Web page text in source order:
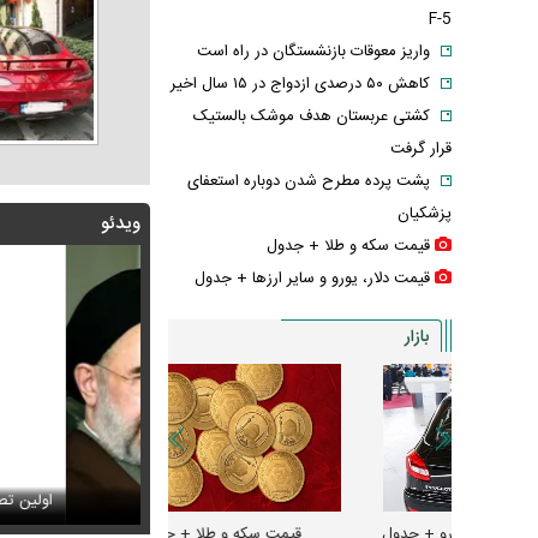
ویدئو
| سید محمد خاتمی چگونه عمامه می‌بندد؟ اولین تصاویر از اجاره لپ‌تاپ رونق گرفت + عکس عکس تاریخی
F-5
واریز معوقات بازنشستگان در راه است
کاهش ۵۰ درصدی ازدواج در ۱۵ سال اخیر
کشتی عربستان هدف موشک بالستیک
قرار گرفت
پشت پرده مطرح شدن دوباره استعفای
پزشکیان
قیمت سکه و طلا + جدول
قیمت دلار، یورو و سایر ارز‌ها + جدول
بازار